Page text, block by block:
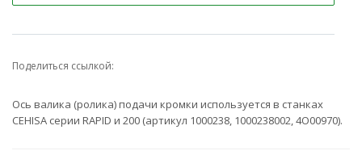
Поделиться ссылкой:
Ось валика (ролика) подачи кромки используется в станках
CEHISA серии RAPID и 200 (артикул 1000238, 1000238002, 4О00970).